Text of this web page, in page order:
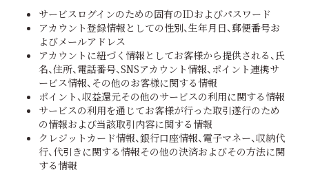
サービスログインのための固有のIDおよびパスワード
アカウント登録情報としての性別、生年月日、郵便番号お
よびメールアドレス
アカウントに紐づく情報としてお客様から提供される、氏
名、住所、電話番号、SNSアカウント情報、ポイント連携サ
ービス情報、その他のお客様に関する情報
ポイント、収益還元その他のサービスの利用に関する情報
サービスの利用を通じてお客様が行った取引遂行のため
の情報および当該取引内容に関する情報
クレジットカード情報、銀行口座情報、電子マネー、収納代
行、代引きに関する情報その他の決済およびその方法に関
する情報